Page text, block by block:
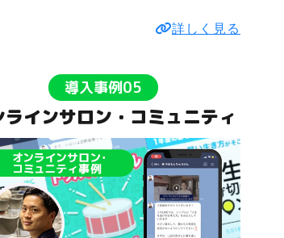
詳しく見る
導入事例05
ラインサロン・コミュニティ